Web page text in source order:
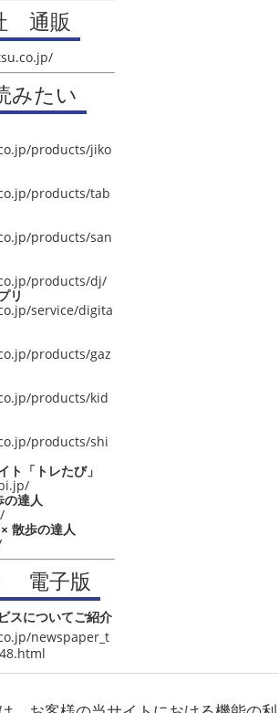
通販
みたい
products/jiko
products/tab
products/san
products/dj/
リ
service/digita
products/gaz
products/kid
products/shi
ト「トレたび」
の達人
散歩の達人
電子版
スについてご紹介
newspaper_t